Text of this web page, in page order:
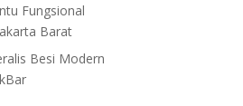
Fungsional
Barat
Besi Modern